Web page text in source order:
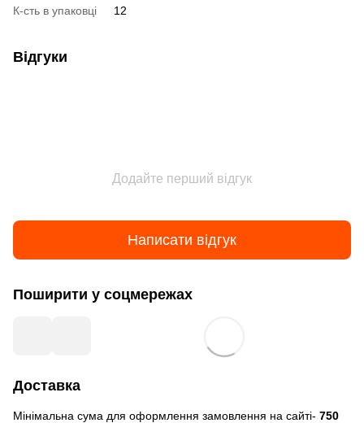
К-сть в упаковці
12
Відгуки
Додайте перший відгук
Написати відгук
Поширити у соцмережах
Доставка
Мінімальна сума для оформлення замовлення на сайті- 750